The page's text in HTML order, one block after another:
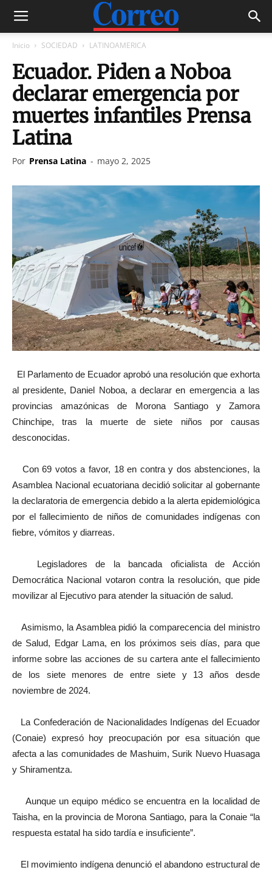
Inicio SOCIEDAD LATINOAMERICA
Ecuador. Piden a Noboa
declarar emergencia por
muertes infantiles Prensa
Latina
Por Prensa Latina - mayo 2, 2025
El Parlamento de Ecuador aprobó una resolución que exhorta
al presidente, Daniel Noboa, a declarar en emergencia a las
provincias amazónicas de Morona Santiago y Zamora
Chinchipe, tras la muerte de siete niños por causas
desconocidas.
Con 69 votos a favor, 18 en contra y dos abstenciones, la
Asamblea Nacional ecuatoriana decidió solicitar al gobernante
la declaratoria de emergencia debido a la alerta epidemiológica
por el fallecimiento de niños de comunidades indígenas con
fiebre, vómitos y diarreas.
Legisladores de la bancada oficialista de Acción
Democrática Nacional votaron contra la resolución, que pide
movilizar al Ejecutivo para atender la situación de salud.
Asimismo, la Asamblea pidió la comparecencia del ministro
de Salud, Edgar Lama, en los próximos seis días, para que
informe sobre las acciones de su cartera ante el fallecimiento
de los siete menores de entre siete y 13 años desde
noviembre de 2024.
La Confederación de Nacionalidades Indígenas del Ecuador
(Conaie) expresó hoy preocupación por esa situación que
afecta a las comunidades de Mashuim, Surik Nuevo Huasaga
y Shiramentza.
Aunque un equipo médico se encuentra en la localidad de
Taisha, en la provincia de Morona Santiago, para la Conaie “la
respuesta estatal ha sido tardía e insuficiente”.
El movimiento indígena denunció el abandono estructural de